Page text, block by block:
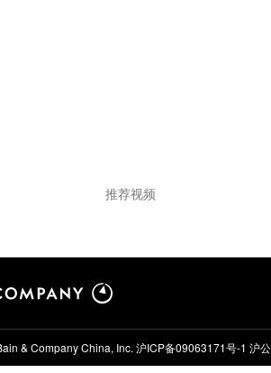
推荐视频
& Company China, Inc. 沪ICP备09063171号-1 沪